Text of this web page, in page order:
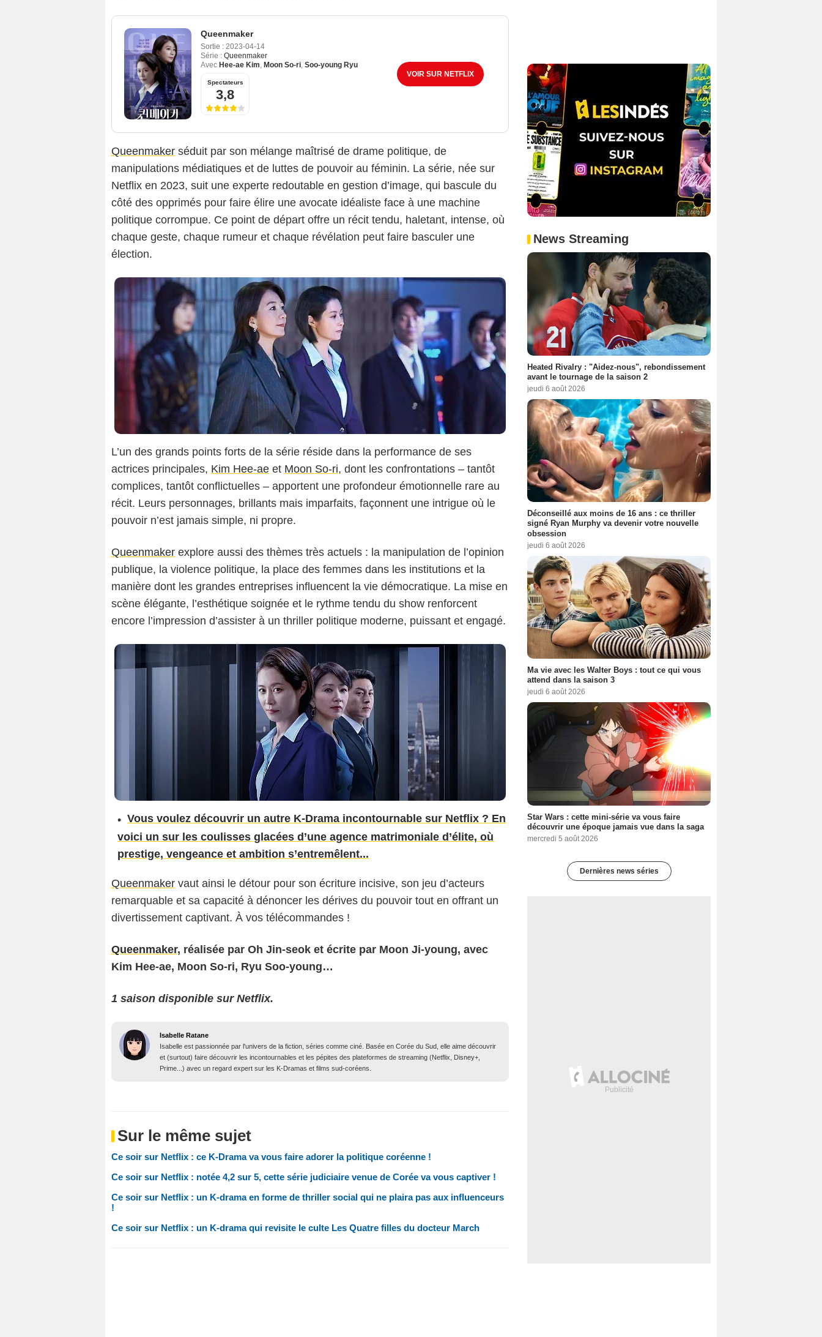
Queenmaker
Sortie : 2023-04-14
Série : Queenmaker
Avec Hee-ae Kim, Moon So-ri, Soo-young Ryu
Spectateurs
3,8
VOIR SUR NETFLIX
Queenmaker séduit par son mélange maîtrisé de drame politique, de
manipulations médiatiques et de luttes de pouvoir au féminin. La série, née sur
Netflix en 2023, suit une experte redoutable en gestion d’image, qui bascule du
côté des opprimés pour faire élire une avocate idéaliste face à une machine
politique corrompue. Ce point de départ offre un récit tendu, haletant, intense, où
chaque geste, chaque rumeur et chaque révélation peut faire basculer une
élection.
L’un des grands points forts de la série réside dans la performance de ses
actrices principales, Kim Hee-ae et Moon So-ri, dont les confrontations – tantôt
complices, tantôt conflictuelles – apportent une profondeur émotionnelle rare au
récit. Leurs personnages, brillants mais imparfaits, façonnent une intrigue où le
pouvoir n’est jamais simple, ni propre.
Queenmaker explore aussi des thèmes très actuels : la manipulation de l’opinion
publique, la violence politique, la place des femmes dans les institutions et la
manière dont les grandes entreprises influencent la vie démocratique. La mise en
scène élégante, l’esthétique soignée et le rythme tendu du show renforcent
encore l’impression d’assister à un thriller politique moderne, puissant et engagé.
Vous voulez découvrir un autre K-Drama incontournable sur Netflix ? En
voici un sur les coulisses glacées d’une agence matrimoniale d’élite, où
prestige, vengeance et ambition s’entremêlent...
Queenmaker vaut ainsi le détour pour son écriture incisive, son jeu d’acteurs
remarquable et sa capacité à dénoncer les dérives du pouvoir tout en offrant un
divertissement captivant. À vos télécommandes !
Queenmaker, réalisée par Oh Jin-seok et écrite par Moon Ji-young, avec
Kim Hee-ae, Moon So-ri, Ryu Soo-young…
1 saison disponible sur Netflix.
Isabelle Ratane
Isabelle est passionnée par l'univers de la fiction, séries comme ciné. Basée en Corée du Sud, elle aime découvrir
et (surtout) faire découvrir les incontournables et les pépites des plateformes de streaming (Netflix, Disney+,
Prime...) avec un regard expert sur les K-Dramas et films sud-coréens.
Sur le même sujet
Ce soir sur Netflix : ce K-Drama va vous faire adorer la politique coréenne !
Ce soir sur Netflix : notée 4,2 sur 5, cette série judiciaire venue de Corée va vous captiver !
Ce soir sur Netflix : un K-drama en forme de thriller social qui ne plaira pas aux influenceurs
!
Ce soir sur Netflix : un K-drama qui revisite le culte Les Quatre filles du docteur March
News Streaming
Heated Rivalry : "Aidez-nous", rebondissement
avant le tournage de la saison 2
jeudi 6 août 2026
Déconseillé aux moins de 16 ans : ce thriller
signé Ryan Murphy va devenir votre nouvelle
obsession
jeudi 6 août 2026
Ma vie avec les Walter Boys : tout ce qui vous
attend dans la saison 3
jeudi 6 août 2026
Star Wars : cette mini-série va vous faire
découvrir une époque jamais vue dans la saga
mercredi 5 août 2026
Dernières news séries